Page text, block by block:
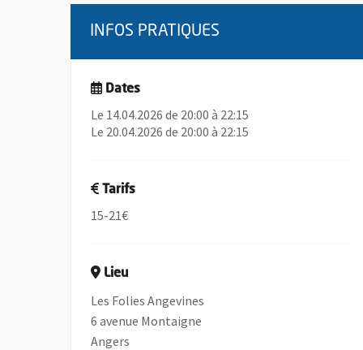
INFOS PRATIQUES
Dates
Le 14.04.2026 de 20:00 à 22:15
Le 20.04.2026 de 20:00 à 22:15
Tarifs
15-21€
Lieu
Les Folies Angevines
6 avenue Montaigne
Angers